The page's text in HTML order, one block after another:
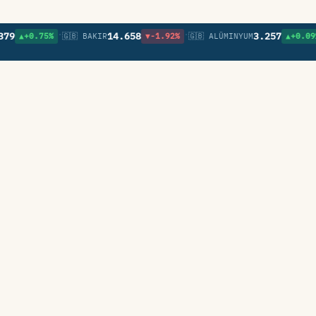
•🇬🇧 BAKIR 14.658 ▼-1.92% • 🇬🇧 ALÜMINYUM3.257 ▲+0.09% •🇬🇧